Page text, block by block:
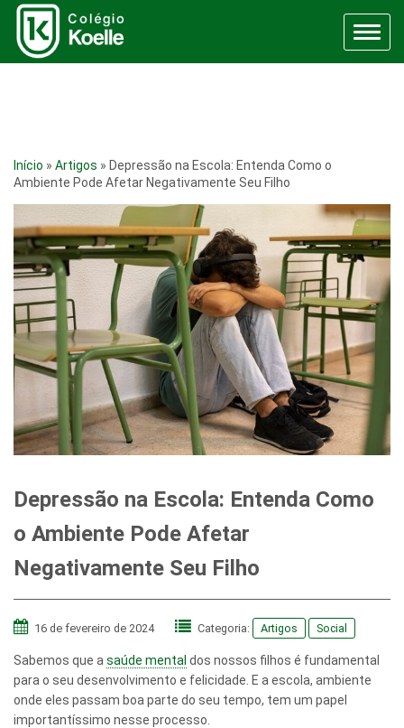
Menu
Início » Artigos » Depressão na Escola: Entenda Como o
Ambiente Pode Afetar Negativamente Seu Filho
Depressão na Escola: Entenda Como
o Ambiente Pode Afetar
Negativamente Seu Filho
16 de fevereiro de 2024 Categoria: Artigos Social
Sabemos que a saúde mental dos nossos filhos é fundamental
para o seu desenvolvimento e felicidade. E a escola, ambiente
onde eles passam boa parte do seu tempo, tem um papel
importantíssimo nesse processo.